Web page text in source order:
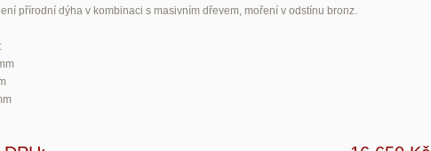
přírodní dýha v kombinaci s masivním dřevem, moření v odstínu bronz.